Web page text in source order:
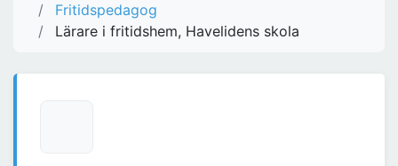
Fritidspedagog
Lärare i fritidshem, Havelidens skola